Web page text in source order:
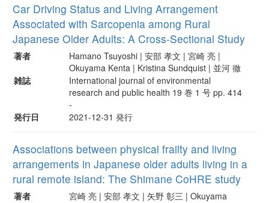
Car Driving Status and Living Arrangement
Associated with Sarcopenia among Rural
Japanese Older Adults: A Cross-Sectional Study
著者
Hamano Tsuyoshi | 安部 孝文 | 宮崎 亮 |
Okuyama Kenta | Kristina Sundquist | 並河 徹
雑誌
International journal of environmental
research and public health 19 巻 1 号 pp. 414
-
発行日
2021-12-31 発行
Associations between physical frailty and living
arrangements in Japanese older adults living in a
rural remote island: The Shimane CoHRE study
著者
宮崎 亮 | 安部 孝文 | 矢野 彰三 | Okuyama